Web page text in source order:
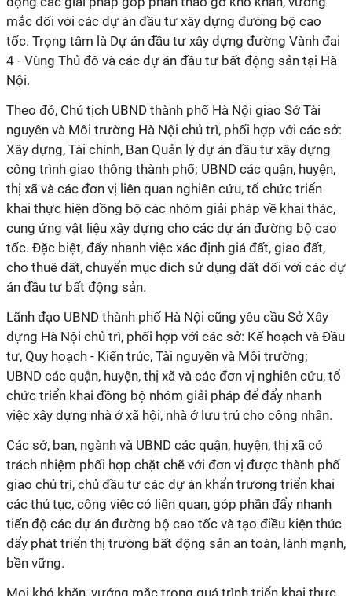
mắc đối với các dự án đầu tư xây dựng đường bộ cao
tốc. Trọng tâm là Dự án đầu tư xây dựng đường Vành đai
4 - Vùng Thủ đô và các dự án đầu tư bất động sản tại Hà
Nội.
Theo đó, Chủ tịch UBND thành phố Hà Nội giao Sở Tài
nguyên và Môi trường Hà Nội chủ trì, phối hợp với các sở:
Xây dựng, Tài chính, Ban Quản lý dự án đầu tư xây dựng
công trình giao thông thành phố; UBND các quận, huyện,
thị xã và các đơn vị liên quan nghiên cứu, tổ chức triển
khai thực hiện đồng bộ các nhóm giải pháp về khai thác,
cung ứng vật liệu xây dựng cho các dự án đường bộ cao
tốc. Đặc biệt, đẩy nhanh việc xác định giá đất, giao đất,
cho thuê đất, chuyển mục đích sử dụng đất đối với các dự
án đầu tư bất động sản.
Lãnh đạo UBND thành phố Hà Nội cũng yêu cầu Sở Xây
dựng Hà Nội chủ trì, phối hợp với các sở: Kế hoạch và Đầu
tư, Quy hoạch - Kiến trúc, Tài nguyên và Môi trường;
UBND các quận, huyện, thị xã và các đơn vị nghiên cứu, tổ
chức triển khai đồng bộ nhóm giải pháp để đẩy nhanh
việc xây dựng nhà ở xã hội, nhà ở lưu trú cho công nhân.
Các sở, ban, ngành và UBND các quận, huyện, thị xã có
trách nhiệm phối hợp chặt chẽ với đơn vị được thành phố
giao chủ trì, chủ đầu tư các dự án khẩn trương triển khai
các thủ tục, công việc có liên quan, góp phần đẩy nhanh
tiến độ các dự án đường bộ cao tốc và tạo điều kiện thúc
đẩy phát triển thị trường bất động sản an toàn, lành mạnh,
bền vững.
Mọi khó khăn, vướng mắc trong quá trình triển khai thực